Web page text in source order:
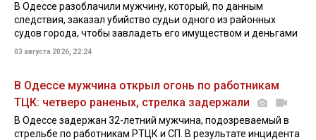
В Одессе разоблачили мужчину, который, по данным
следствия, заказал убийство судьи одного из районных
судов города, чтобы завладеть его имуществом и деньгами
03 августа 2026, 22:24
В Одессе мужчина открыл огонь по работникам
ТЦК: четверо раненых, стрелка задержали
В Одессе задержан 32-летний мужчина, подозреваемый в
стрельбе по работникам РТЦК и СП. В результате инцидента